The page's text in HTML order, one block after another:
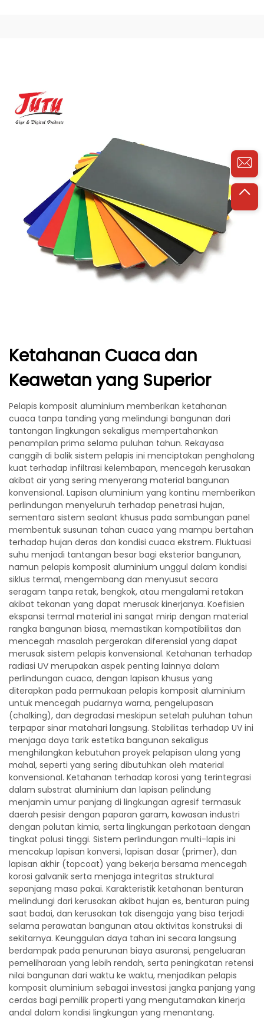
Ketahanan Cuaca dan
Keawetan yang Superior
Pelapis komposit aluminium memberikan ketahanan
cuaca tanpa tanding yang melindungi bangunan dari
tantangan lingkungan sekaligus mempertahankan
penampilan prima selama puluhan tahun. Rekayasa
canggih di balik sistem pelapis ini menciptakan penghalang
kuat terhadap infiltrasi kelembapan, mencegah kerusakan
akibat air yang sering menyerang material bangunan
konvensional. Lapisan aluminium yang kontinu memberikan
perlindungan menyeluruh terhadap penetrasi hujan,
sementara sistem sealant khusus pada sambungan panel
membentuk susunan tahan cuaca yang mampu bertahan
terhadap hujan deras dan kondisi cuaca ekstrem. Fluktuasi
suhu menjadi tantangan besar bagi eksterior bangunan,
namun pelapis komposit aluminium unggul dalam kondisi
siklus termal, mengembang dan menyusut secara
seragam tanpa retak, bengkok, atau mengalami retakan
akibat tekanan yang dapat merusak kinerjanya. Koefisien
ekspansi termal material ini sangat mirip dengan material
rangka bangunan biasa, memastikan kompatibilitas dan
mencegah masalah pergerakan diferensial yang dapat
merusak sistem pelapis konvensional. Ketahanan terhadap
radiasi UV merupakan aspek penting lainnya dalam
perlindungan cuaca, dengan lapisan khusus yang
diterapkan pada permukaan pelapis komposit aluminium
untuk mencegah pudarnya warna, pengelupasan
(chalking), dan degradasi meskipun setelah puluhan tahun
terpapar sinar matahari langsung. Stabilitas terhadap UV ini
menjaga daya tarik estetika bangunan sekaligus
menghilangkan kebutuhan proyek pelapisan ulang yang
mahal, seperti yang sering dibutuhkan oleh material
konvensional. Ketahanan terhadap korosi yang terintegrasi
dalam substrat aluminium dan lapisan pelindung
menjamin umur panjang di lingkungan agresif termasuk
daerah pesisir dengan paparan garam, kawasan industri
dengan polutan kimia, serta lingkungan perkotaan dengan
tingkat polusi tinggi. Sistem perlindungan multi-lapis ini
mencakup lapisan konversi, lapisan dasar (primer), dan
lapisan akhir (topcoat) yang bekerja bersama mencegah
korosi galvanik serta menjaga integritas struktural
sepanjang masa pakai. Karakteristik ketahanan benturan
melindungi dari kerusakan akibat hujan es, benturan puing
saat badai, dan kerusakan tak disengaja yang bisa terjadi
selama perawatan bangunan atau aktivitas konstruksi di
sekitarnya. Keunggulan daya tahan ini secara langsung
berdampak pada penurunan biaya asuransi, pengeluaran
pemeliharaan yang lebih rendah, serta peningkatan retensi
nilai bangunan dari waktu ke waktu, menjadikan pelapis
komposit aluminium sebagai investasi jangka panjang yang
cerdas bagi pemilik properti yang mengutamakan kinerja
andal dalam kondisi lingkungan yang menantang.